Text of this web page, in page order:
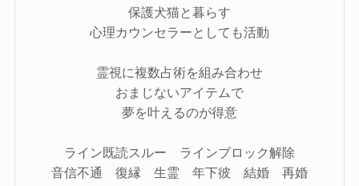
保護犬猫と暮らす
心理カウンセラーとしても活動
霊視に複数占術を組み合わせ
おまじないアイテムで
夢を叶えるのが得意
ライン既読スルー ラインブロック解除
音信不通 復縁 生霊 年下彼 結婚 再婚